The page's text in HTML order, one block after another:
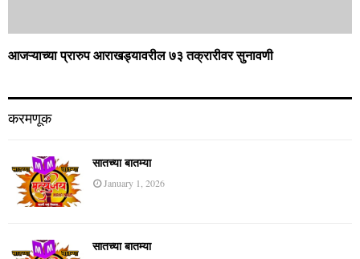
आजऱ्याच्या प्रारुप आराखड्यावरील ७३ तक्रारीवर सुनावणी
करमणूक
सातच्या बातम्या
January 1, 2026
सातच्या बातम्या